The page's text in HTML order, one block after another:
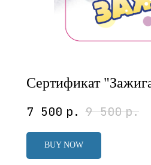
Сертификат
7 500 р. 9 500 р.
BUY NOW